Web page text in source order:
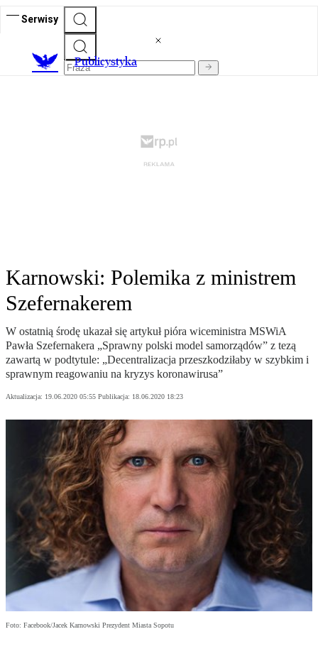
Serwisy
Publicystyka
Karnowski: Polemika z ministrem
Szefernakerem
W ostatnią środę ukazał się artykuł pióra wiceministra MSWiA
Pawła Szefernakera „Sprawny polski model samorządów” z tezą
zawartą w podtytule: „Decentralizacja przeszkodziłaby w szybkim i
sprawnym reagowaniu na kryzys koronawirusa”
Aktualizacja: 19.06.2020 05:55 Publikacja: 18.06.2020 18:23
Foto: Facebook/Jacek Karnowski Prezydent Miasta Sopotu